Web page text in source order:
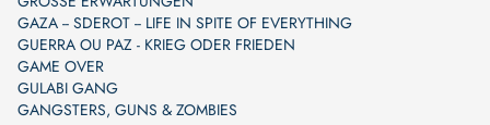
GAZA -- SDEROT -- LIFE IN SPITE OF EVERYTHING
GUERRA OU PAZ - KRIEG ODER FRIEDEN
GAME OVER
GULABI GANG
GANGSTERS, GUNS & ZOMBIES